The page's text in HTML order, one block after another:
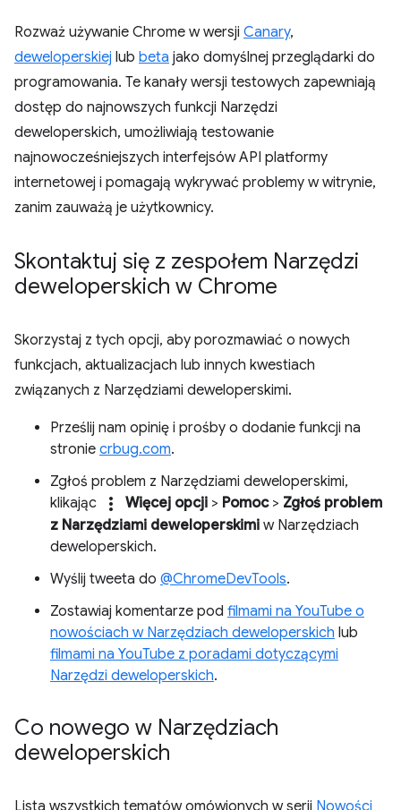
Rozważ używanie Chrome w wersji Canary,
deweloperskiej lub beta jako domyślnej przeglądarki do
programowania. Te kanały wersji testowych zapewniają
dostęp do najnowszych funkcji Narzędzi
deweloperskich, umożliwiają testowanie
najnowocześniejszych interfejsów API platformy
internetowej i pomagają wykrywać problemy w witrynie,
zanim zauważą je użytkownicy.
Skontaktuj się z zespołem Narzędzi
deweloperskich w Chrome
Skorzystaj z tych opcji, aby porozmawiać o nowych
funkcjach, aktualizacjach lub innych kwestiach
związanych z Narzędziami deweloperskimi.
Prześlij nam opinię i prośby o dodanie funkcji na
stronie crbug.com.
Zgłoś problem z Narzędziami deweloperskimi,
klikając
more_vert Więcej opcji > Pomoc> Zgłoś problem
z Narzędziami deweloperskimi w Narzędziach
deweloperskich.
Wyślij tweeta do @ChromeDevTools.
Zostawiaj komentarze pod filmami na YouTube o
nowościach w Narzędziach deweloperskich lub
filmami na YouTube z poradami dotyczącymi
Narzędzi deweloperskich.
Co nowego w Narzędziach
deweloperskich
Lista wszystkich tematów omówionych w serii Nowości